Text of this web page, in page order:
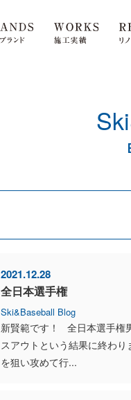
2021.12.28
全日本選手権
Ski&Baseball Blog
新賢範です！ 全日本選手権
スアウトという結果に終わ
を狙い攻めて行...